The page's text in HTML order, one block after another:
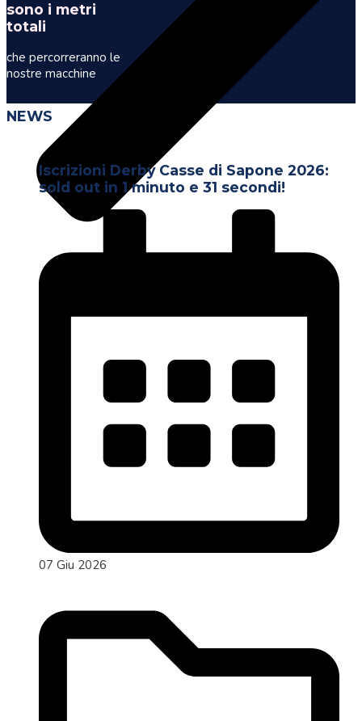
sono i metri
totali
che percorreranno le
nostre macchine
NEWS
Iscrizioni Derby Casse di Sapone 2026:
sold out in 1 minuto e 31 secondi!
07 Giu 2026